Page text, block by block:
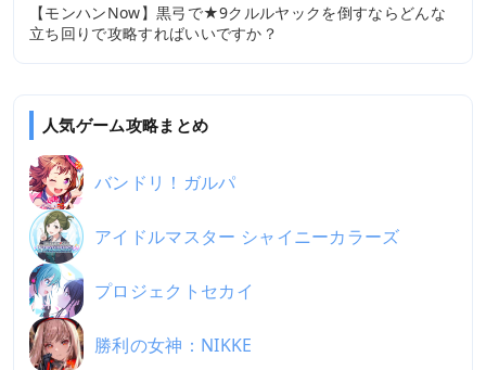
【モンハンNow】黒弓で★9クルルヤックを倒すならどんな
立ち回りで攻略すればいいですか？
人気ゲーム攻略まとめ
バンドリ！ガルパ
アイドルマスター シャイニーカラーズ
プロジェクトセカイ
勝利の女神：NIKKE